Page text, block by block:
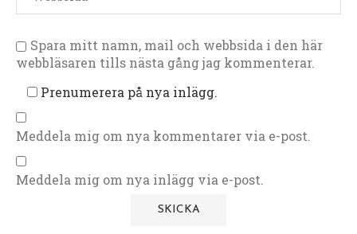
Spara mitt namn, mail och webbsida i den här
webbläsaren tills nästa gång jag kommenterar.
Prenumerera på nya inlägg.
Meddela mig om nya kommentarer via e-post.
Meddela mig om nya inlägg via e-post.